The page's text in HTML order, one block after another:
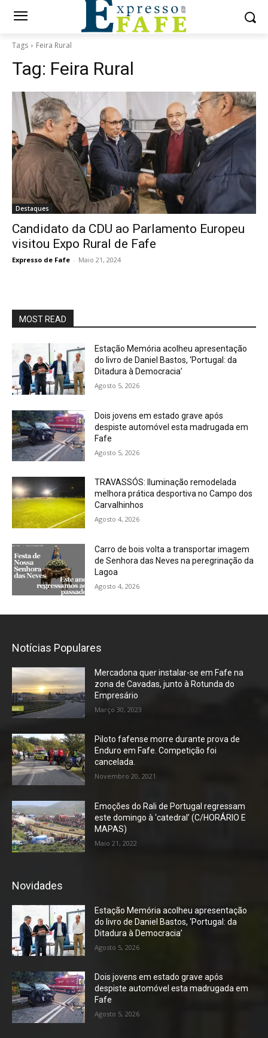
Tags Feira Rural
Tag: Feira Rural
Destaques
Candidato da CDU ao Parlamento Europeu
visitou Expo Rural de Fafe
Expresso de Fafe - Maio 21, 2024
MOST READ
Estação Memória acolheu apresentação
do livro de Daniel Bastos, ‘Portugal: da
Ditadura à Democracia’
Agosto 5, 2026
Dois jovens em estado grave após
despiste automóvel esta madrugada em
Fafe
Agosto 5, 2026
TRAVASSÓS: Iluminação remodelada
melhora prática desportiva no Campo dos
Carvalhinhos
Agosto 4, 2026
Carro de bois volta a transportar imagem
de Senhora das Neves na peregrinação da
Lagoa
Agosto 4, 2026
Notícias Populares
Mercadona quer instalar-se em Fafe na
zona de Cavadas, junto à Rotunda do
Empresário
Março 30, 2023
Piloto fafense morre durante prova de
Enduro em Fafe. Competição foi
cancelada.
Novembro 20, 2021
Emoções do Rali de Portugal regressam
este domingo à ‘catedral’ (C/HORÁRIO E
MAPAS)
Maio 21, 2022
Novidades
Estação Memória acolheu apresentação
do livro de Daniel Bastos, ‘Portugal: da
Ditadura à Democracia’
Agosto 5, 2026
Dois jovens em estado grave após
despiste automóvel esta madrugada em
Fafe
Agosto 5, 2026